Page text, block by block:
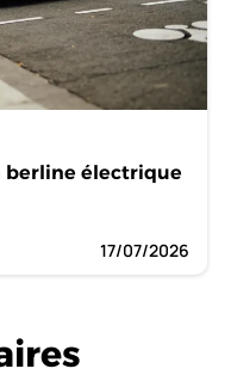
berline électrique
17/07/2026